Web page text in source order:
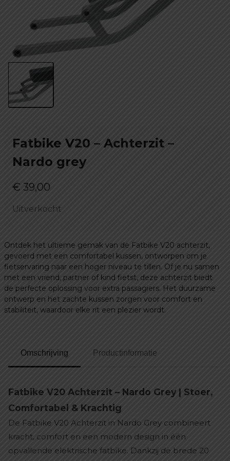
Fatbike V20 – Achterzit –
Nardo grey
€ 39,00
Uitverkocht
Ontdek het ultieme gemak van de Fatbike V20 achterzit,
gevoerd met een comfortabel kussen, ontworpen om je
fietservaring naar een hoger niveau te tillen. Of je nu samen
met een vriend, partner of kind fietst, deze achterzit biedt
de perfecte oplossing voor extra passagiers. Het duurzame
ontwerp en het zachte kussen zorgen voor comfort en
stabiliteit, waardoor elke rit een plezier wordt.
Omschrijving Productinformatie
Fatbike V20 Achterzit – Nardo Grey | Stoer,
Comfortabel & Krachtig
De Fatbike V20 Achterzit in Nardo Grey combineert
kracht, comfort en een modern design in één
opvallende elektrische fatbike. Dankzij de brede 20